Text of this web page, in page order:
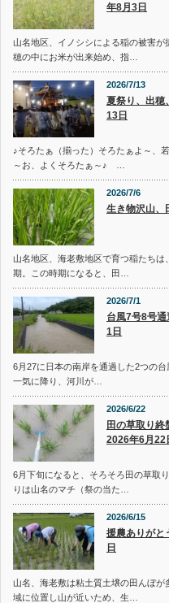
年8月3日
山名地区、イノシシによる稲の被害が
穂の中にお米が出来始め、指…
2026/7/13
夏祭り、出
13日
♪そろたぁ（揃った）そろたぁよ～、
～お、よくそろたぁ～♪ …
2026/7/6
生き物沢山
山名地区、海老敷地区で育つ稲たち
期。この時期になると、田…
2026/7/1
台風7号8号
1日
6月27に日本の南岸を通過した2つの
一気に降り、河川が…
2026/6/22
田の草取り
2026年6月22
6月下旬になると、そろそろ田の草取
りは山名のマチ（祭の当た…
2026/6/15
援農ありが
日
山名、海老敷は粘土質土壌の田んぼ
域に位置し山が近いため、生…